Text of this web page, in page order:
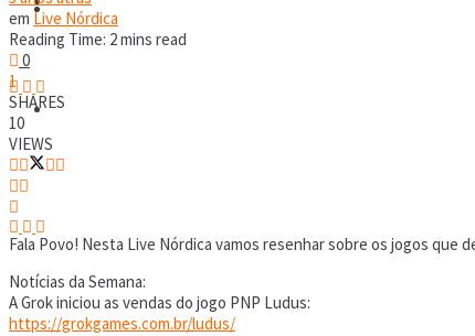
RPG
Covil Digital
em Live Nórdica
Reading Time: 2 mins read
0
1
SHARES
10
VIEWS
Fala Povo! Nesta Live Nórdica vamos resenhar sobre os jogos que
Notícias da Semana:
A Grok iniciou as vendas do jogo PNP Ludus:
https://grokgames.com.br/ludus/